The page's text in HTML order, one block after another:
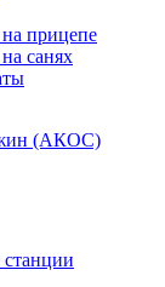
прицепе
санях
(АКОС)